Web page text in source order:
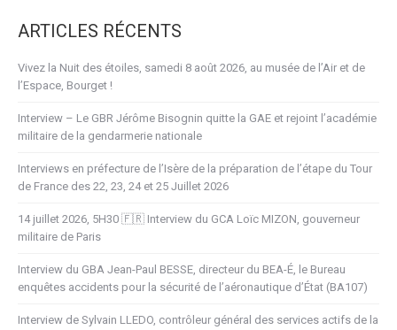
ARTICLES RÉCENTS
Vivez la Nuit des étoiles, samedi 8 août 2026, au musée de l’Air et de
l’Espace, Bourget !
Interview – Le GBR Jérôme Bisognin quitte la GAE et rejoint l’académie
militaire de la gendarmerie nationale
Interviews en préfecture de l’Isère de la préparation de l’étape du Tour
de France des 22, 23, 24 et 25 Juillet 2026
14 juillet 2026, 5H30 🇫🇷 Interview du GCA Loïc MIZON, gouverneur
militaire de Paris
Interview du GBA Jean-Paul BESSE, directeur du BEA-É, le Bureau
enquêtes accidents pour la sécurité de l’aéronautique d’État (BA107)
Interview de Sylvain LLEDO, contrôleur général des services actifs de la